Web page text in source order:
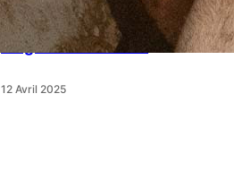
samedi, 30 actions partout
en France devant les
magasins E.Leclerc
12 Avril 2025